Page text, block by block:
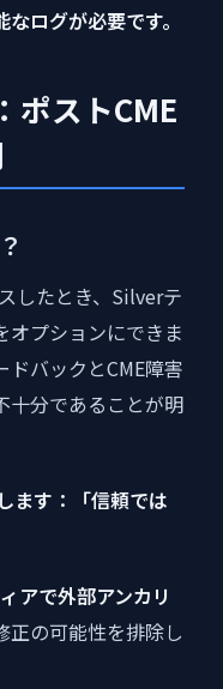
ログが必要です。
ポストCME
したとき、Silverテ
オプションにできま
ドバックとCME障害
十分であることが明
ます：「信頼では
アで外部アンカリ
正の可能性を排除し